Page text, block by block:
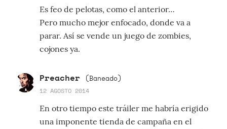
Es feo de pelotas, como el anterior…
Pero mucho mejor enfocado, donde va a
parar. Así se vende un juego de zombies,
cojones ya.
Preacher (Baneado)
12 AGOSTO 2014
En otro tiempo este tráiler me habría erigido
una imponente tienda de campaña en el